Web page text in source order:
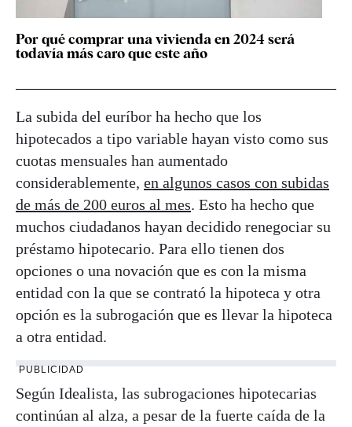
Por qué comprar una vivienda en 2024 será
todavía más caro que este año
La subida del euríbor ha hecho que los
hipotecados a tipo variable hayan visto como sus
cuotas mensuales han aumentado
considerablemente, en algunos casos con subidas
de más de 200 euros al mes. Esto ha hecho que
muchos ciudadanos hayan decidido renegociar su
préstamo hipotecario. Para ello tienen dos
opciones o una novación que es con la misma
entidad con la que se contrató la hipoteca y otra
opción es la subrogación que es llevar la hipoteca
a otra entidad.
PUBLICIDAD
Según Idealista, las subrogaciones hipotecarias
continúan al alza, a pesar de la fuerte caída de la